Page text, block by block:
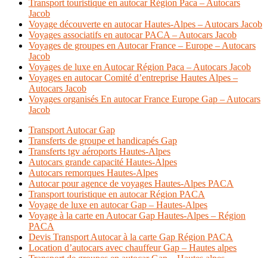
Transport touristique en autocar Région Paca – Autocars
Jacob
Voyage découverte en autocar Hautes-Alpes – Autocars Jacob
Voyages associatifs en autocar PACA – Autocars Jacob
Voyages de groupes en Autocar France – Europe – Autocars
Jacob
Voyages de luxe en Autocar Région Paca – Autocars Jacob
Voyages en autocar Comité d’entreprise Hautes Alpes –
Autocars Jacob
Voyages organisés En autocar France Europe Gap – Autocars
Jacob
Transport Autocar Gap
Transferts de groupe et handicapés Gap
Transferts tgv aéroports Hautes-Alpes
Autocars grande capacité Hautes-Alpes
Autocars remorques Hautes-Alpes
Autocar pour agence de voyages Hautes-Alpes PACA
Transport touristique en autocar Région PACA
Voyage de luxe en autocar Gap – Hautes-Alpes
Voyage à la carte en Autocar Gap Hautes-Alpes – Région
PACA
Devis Transport Autocar à la carte Gap Région PACA
Location d’autocars avec chauffeur Gap – Hautes alpes